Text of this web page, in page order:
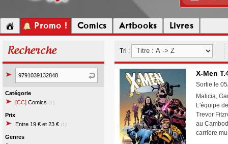
Promo ! Comics Artbooks Livres
Recherche
Catégorie
[CC] Comics (1)
Prix
Entre 19 € et 23 € (1)
Genres
Tri :
X-Men
Sortie le
Malicia,
L'équipe
Trevor
au
carrière